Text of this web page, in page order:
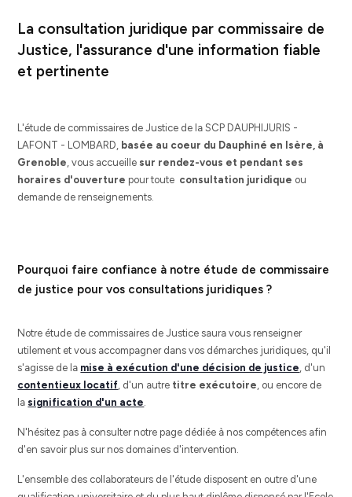
La consultation juridique par commissaire de
Justice, l'assurance d'une information fiable
et pertinente
L'étude de commissaires de Justice de la SCP DAUPHIJURIS -
LAFONT - LOMBARD, basée au coeur du Dauphiné en Isère, à
Grenoble , vous accueille sur rendez-vous et pendant ses
horaires d'ouverture pour toute consultation juridique ou
demande de renseignements.
Pourquoi faire confiance à notre étude de commissaire
de justice pour vos consultations juridiques ?
Notre étude de commissaires de Justice saura vous renseigner
utilement et vous accompagner dans vos démarches juridiques, qu'il
s'agisse de la mise à exécution d'une décision de justice, d'un
contentieux locatif, d'un autre titre exécutoire, ou encore de
lasignification d'un acte.
N'hésitez pas à consulter notre page dédiée à nos compétences afin
d'en savoir plus sur nos domaines d'intervention.
L'ensemble des collaborateurs de l'étude disposent en outre d'une